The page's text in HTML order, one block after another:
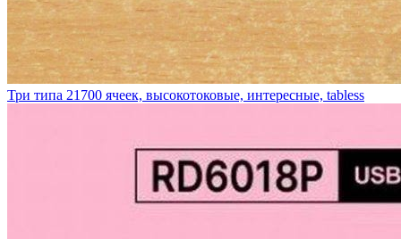
Три типа 21700 ячеек, высокотоковые, интересные, tabless